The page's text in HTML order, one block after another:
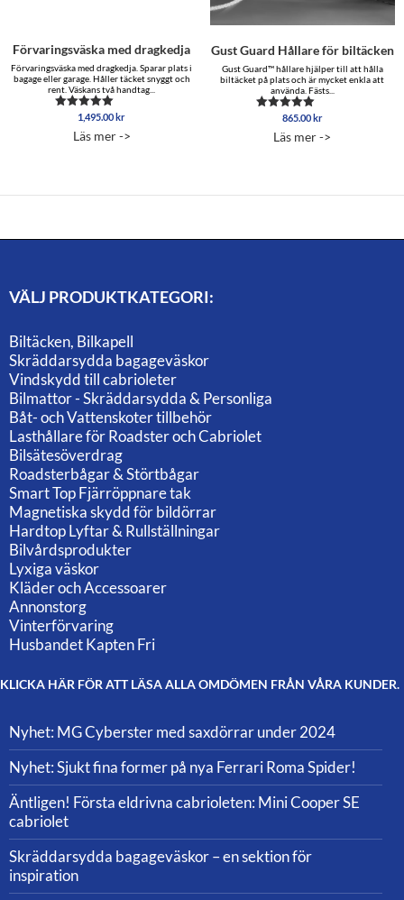
Förvaringsväska med dragkedja
Förvaringsväska med dragkedja. Sparar plats i
bagage eller garage. Håller täcket snyggt och
rent. Väskans två handtag...
Betygsatt
av 5
1,495.00 kr
Läs mer ->
Gust Guard Hållare för biltäcken
Gust Guard™ hållare hjälper till att hålla
biltäcket på plats och är mycket enkla att
använda. Fästs...
Betygsatt
av 5
865.00 kr
Läs mer ->
VÄLJ PRODUKTKATEGORI:
Biltäcken, Bilkapell
Skräddarsydda bagageväskor
Vindskydd till cabrioleter
Bilmattor - Skräddarsydda & Personliga
Båt- och Vattenskoter tillbehör
Lasthållare för Roadster och Cabriolet
Bilsätesöverdrag
Roadsterbågar & Störtbågar
Smart Top Fjärröppnare tak
Magnetiska skydd för bildörrar
Hardtop Lyftar & Rullställningar
Bilvårdsprodukter
Lyxiga väskor
Kläder och Accessoarer
Annonstorg
Vinterförvaring
Husbandet Kapten Fri
KLICKA HÄR FÖR ATT LÄSA ALLA OMDÖMEN FRÅN VÅRA KUNDER.
Nyhet: MG Cyberster med saxdörrar under 2024
Nyhet: Sjukt fina former på nya Ferrari Roma Spider!
Äntligen! Första eldrivna cabrioleten: Mini Cooper SE
cabriolet
Skräddarsydda bagageväskor – en sektion för
inspiration